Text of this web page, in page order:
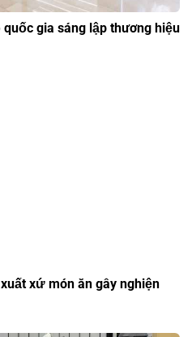
gia sáng lập thương hiệu
xứ món ăn gây nghiện